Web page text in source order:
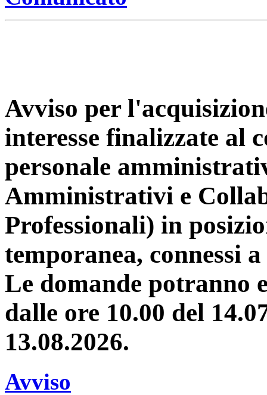
Avviso per
interesse finalizzate al
personale
Amministrativi e
Professionali) in
temporanea, connessi
Le domande potranno
dalle ore 10.00 del
13.08.2026.
Avviso